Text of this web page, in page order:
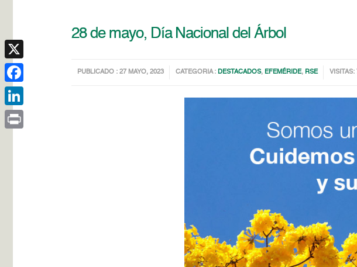
28 de mayo, Día Nacional del Árbol
PUBLICADO : 27 MAYO, 2023 CATEGORIA : DESTACADOS, EFEMÉRIDE, RSE VISITAS:
X
Facebook
LinkedIn